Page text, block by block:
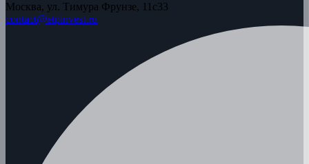
Москва, ул. Тимура Фрунзе, 11с33
contact@etpinvest.ru